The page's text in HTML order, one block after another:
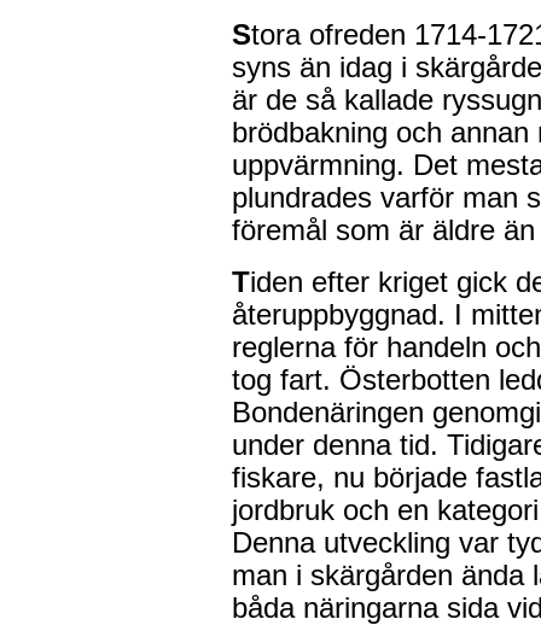
Stora ofreden 1714-
syns än idag i
är de så kallade
brödbakning och
uppvärmning. Det
plundrades varför man
föremål som är äldre
Tiden efter kriget gick
återuppbyggnad. I
reglerna för handeln
tog fart. Österbotten
Bondenäringen
under denna tid.
fiskare, nu började
jordbruk och en
Denna utveckling var
man i skärgården ända
båda näringarna sida